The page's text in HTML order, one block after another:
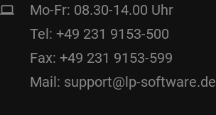
Mo-Fr: 08.30-14.00 Uhr
Tel: +49 231 9153-500
Fax: +49 231 9153-599
Mail: support@lp-software.de